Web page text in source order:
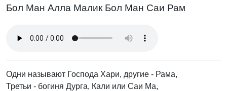
Бол Ман Алла Малик Бол Ман Саи Рам
Одни называют Господа Хари, другие - Рама,
Третьи - богиня Дурга, Кали или Саи Ма,